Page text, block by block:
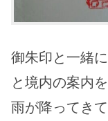
御朱印と一緒に
と境内の案内
雨が降ってき